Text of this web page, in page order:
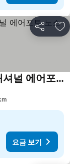
공유 즐
엠버시 스위트 로스앤젤레스 인터내셔널 에어포트 노스
요금 보기